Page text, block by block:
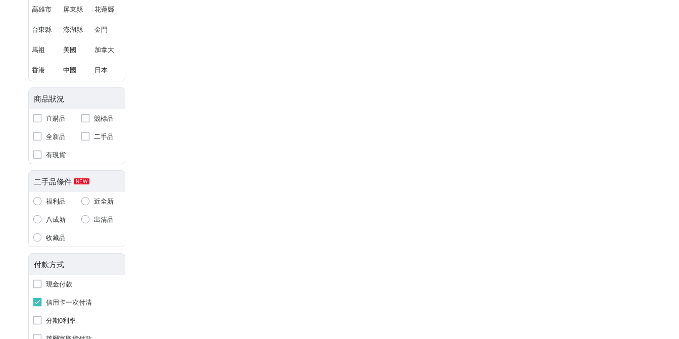
高雄市 屏東縣 花蓮縣
台東縣 澎湖縣 金門
馬祖 美國 加拿大
香港 中國 日本
商品狀況
直購品
競標品
全新品
二手品
有現貨
二手品條件 NEW
福利品
近全新
八成新
出清品
收藏品
付款方式
現金付款
信用卡一次付清
分期0利率